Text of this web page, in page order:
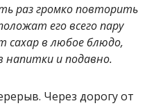
раз громко повторить
его всего пару
сахар в любое блюдо,
и подавно.
Через дорогу от